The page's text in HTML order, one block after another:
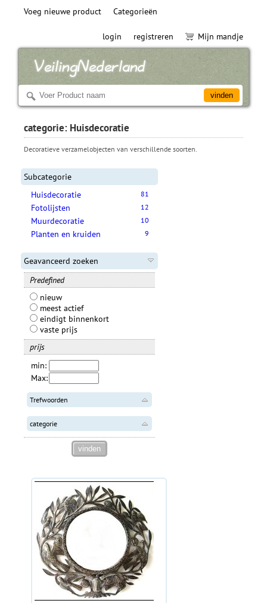
Voeg nieuwe product Categorieën
login registreren Mijn mandje
categorie: Huisdecoratie
Decoratieve verzamelobjecten van verschillende soorten.
Subcategorie
Huisdecoratie
81
Fotolijsten 12
Muurdecoratie 10
Planten en kruiden 9
Geavanceerd zoeken
Predefined
nieuw
meest actief
eindigt binnenkort
vaste prijs
prijs
min:
Max:
Trefwoorden
categorie